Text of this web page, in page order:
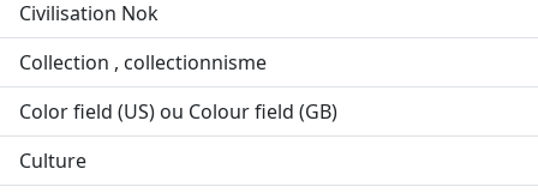
Civilisation Nok
Collection , collectionnisme
Color field (US) ou Colour field (GB)
Culture